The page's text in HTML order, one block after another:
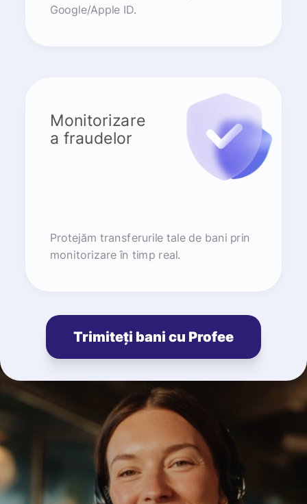
Google/Apple ID.
Monitorizare
a fraudelor
Protejăm transferurile tale de bani prin
monitorizare în timp real.
Trimiteți bani cu Profee